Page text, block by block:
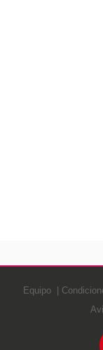
Equipo